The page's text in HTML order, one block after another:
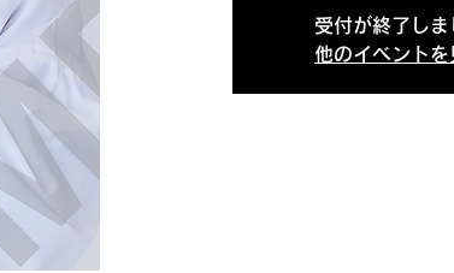
受付が終了しま
他のイベントを